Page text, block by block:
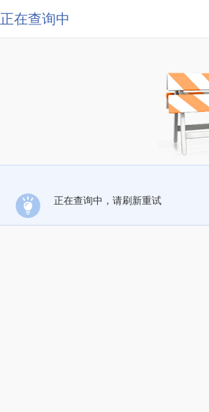
正在查询中
正在查询中，请刷新重试